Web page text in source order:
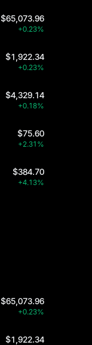
$65,073.96
+0.23%
$1,922.34
+0.23%
$4,329.14
+0.18%
$75.60
+2.31%
$384.70
+4.13%
$65,073.96
+0.23%
$1,922.34